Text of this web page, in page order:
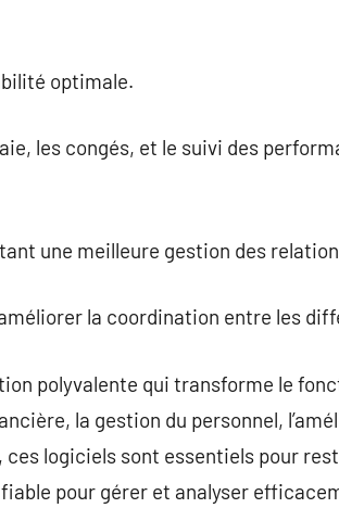
optimale.
les congés, et le suivi des
une meilleure gestion des
la coordination entre les
polyvalente qui transforme le
la gestion du personnel,
ces logiciels sont essentiels pour
pour gérer et analyser